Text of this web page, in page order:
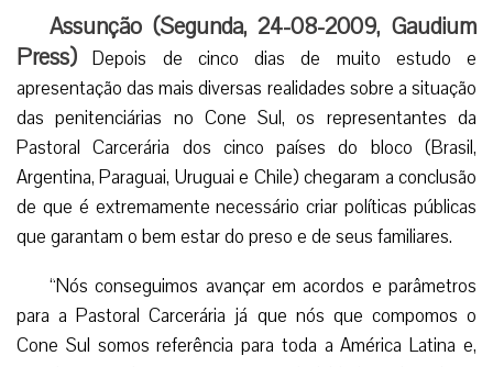
Assunção (Segunda, 24-08-2009, Gaudium
Press) Depois de cinco dias de muito estudo e
apresentação das mais diversas realidades sobre a situação
das penitenciárias no Cone Sul, os representantes da
Pastoral Carcerária dos cinco países do bloco (Brasil,
Argentina, Paraguai, Uruguai e Chile) chegaram a conclusão
de que é extremamente necessário criar políticas públicas
que garantam o bem estar do preso e de seus familiares.
“Nós conseguimos avançar em acordos e parâmetros
para a Pastoral Carcerária já que nós que compomos o
Cone Sul somos referência para toda a América Latina e,